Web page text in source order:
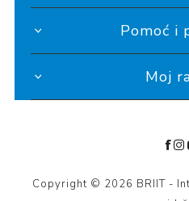
Pomoć i
Moj
Copyright © 2026 BRIIT -